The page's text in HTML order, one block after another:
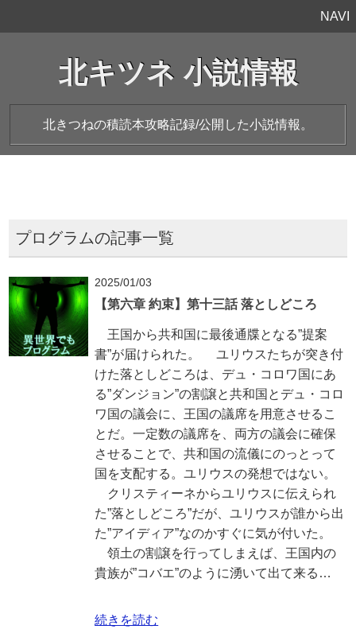
NAVI
北キツネ 小説情報
北きつねの積読本攻略記録/公開した小説情報。
プログラムの記事一覧
2025/01/03
【第六章 約束】第十三話 落としどころ
王国から共和国に最後通牒となる”提案
書”が届けられた。 ユリウスたちが突き付
けた落としどころは、デュ・コロワ国にあ
る”ダンジョン”の割譲と共和国とデュ・コロ
ワ国の議会に、王国の議席を用意させるこ
とだ。一定数の議席を、両方の議会に確保
させることで、共和国の流儀にのっとって
国を支配する。ユリウスの発想ではない。
クリスティーネからユリウスに伝えられ
た”落としどころ”だが、ユリウスが誰から出
た”アイディア”なのかすぐに気が付いた。
領土の割譲を行ってしまえば、王国内の
貴族が”コバエ”のように湧いて出て来る…
続きを読む